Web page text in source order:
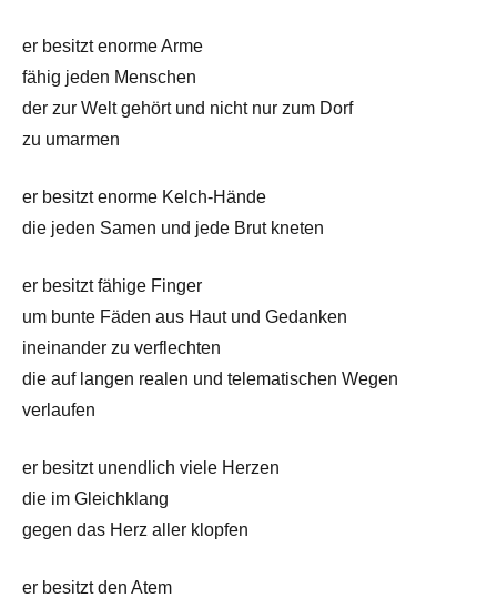
er besitzt enorme Arme
fähig jeden Menschen
der zur Welt gehört und nicht nur zum Dorf
zu umarmen
er besitzt enorme Kelch-Hände
die jeden Samen und jede Brut kneten
er besitzt fähige Finger
um bunte Fäden aus Haut und Gedanken
ineinander zu verflechten
die auf langen realen und telematischen Wegen
verlaufen
er besitzt unendlich viele Herzen
die im Gleichklang
gegen das Herz aller klopfen
er besitzt den Atem